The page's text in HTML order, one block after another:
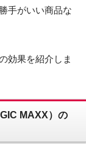
手がいい商品な
効果を紹介しま
MAXX）の